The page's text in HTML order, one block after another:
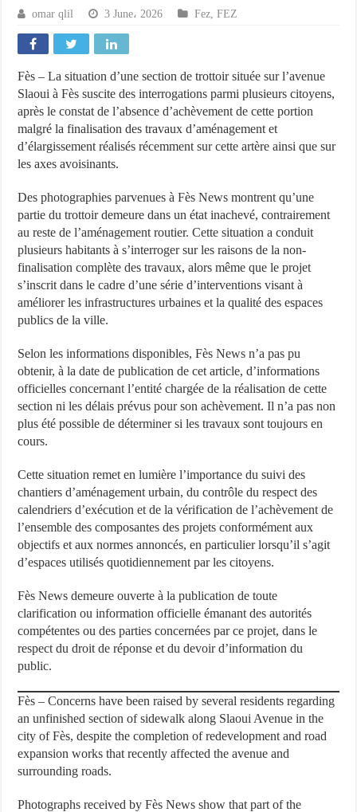
omar qlil 3 June، 2026 Fez ,FEZ
Fès – La situation d’une section de trottoir située sur l’avenue
Slaoui à Fès suscite des interrogations parmi plusieurs citoyens,
après le constat de l’absence d’achèvement de cette portion
malgré la finalisation des travaux d’aménagement et
d’élargissement réalisés récemment sur cette artère ainsi que sur
les axes avoisinants.
Des photographies parvenues à Fès News montrent qu’une
partie du trottoir demeure dans un état inachevé, contrairement
au reste de l’aménagement routier. Cette situation a conduit
plusieurs habitants à s’interroger sur les raisons de la non-
finalisation complète des travaux, alors même que le projet
s’inscrit dans le cadre d’une série d’interventions visant à
améliorer les infrastructures urbaines et la qualité des espaces
publics de la ville.
Selon les informations disponibles, Fès News n’a pas pu
obtenir, à la date de publication de cet article, d’informations
officielles concernant l’entité chargée de la réalisation de cette
section ni les délais prévus pour son achèvement. Il n’a pas non
plus été possible de déterminer si les travaux sont toujours en
cours.
Cette situation remet en lumière l’importance du suivi des
chantiers d’aménagement urbain, du contrôle du respect des
calendriers d’exécution et de la vérification de l’achèvement de
l’ensemble des composantes des projets conformément aux
objectifs et aux normes annoncés, en particulier lorsqu’il s’agit
d’espaces utilisés quotidiennement par les citoyens.
Fès News demeure ouverte à la publication de toute
clarification ou information officielle émanant des autorités
compétentes ou des parties concernées par ce projet, dans le
respect du droit de réponse et du devoir d’information du
public.
Fès – Concerns have been raised by several residents regarding
an unfinished section of sidewalk along Slaoui Avenue in the
city of Fès, despite the completion of redevelopment and road
expansion works that recently affected the avenue and
surrounding roads.
Photographs received by Fès News show that part of the